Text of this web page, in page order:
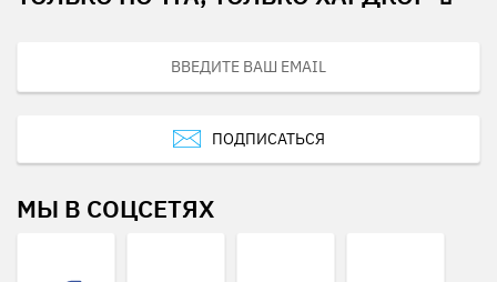
ПОДПИСАТЬСЯ
МЫ В СОЦСЕТЯХ